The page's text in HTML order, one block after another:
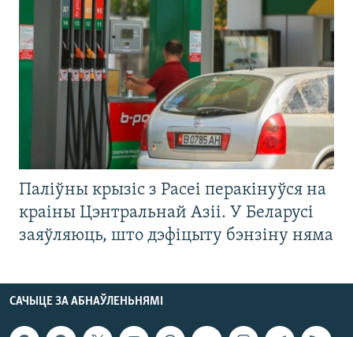
Паліўны крызіс з Расеі перакінуўся на
краіны Цэнтральнай Азіі. У Беларусі
заяўляюць, што дэфіцыту бэнзіну няма
САЧЫЦЕ ЗА АБНАЎЛЕНЬНЯМІ